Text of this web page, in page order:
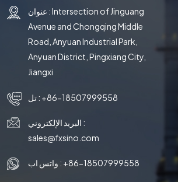
عنوان : Intersection of Jinguang
Avenue and Chongqing Middle
Road, Anyuan Industrial Park,
Anyuan District, Pingxiang City,
Jiangxi
تل : +86-18507999558
البريد الإلكتروني :
sales@fxsino.com
واتس اب : +86-18507999558